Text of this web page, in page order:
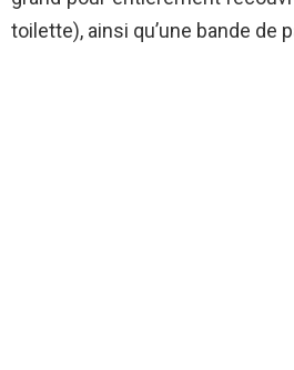
toilette), ainsi qu’une bande de